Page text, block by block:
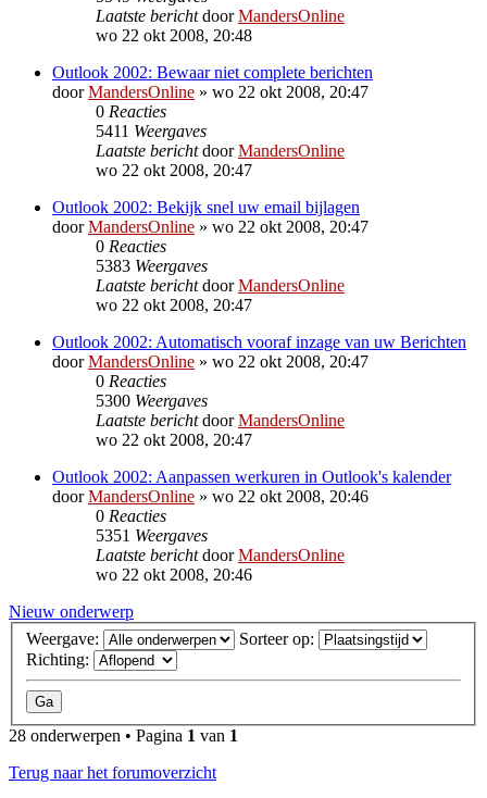
Laatste berichtdoorMandersOnline
wo 22 okt 2008, 20:48
Outlook 2002: Bewaar niet complete berichten
doorMandersOnline » wo 22 okt 2008, 20:47
0 Reacties
5411 Weergaves
Laatste berichtdoorMandersOnline
wo 22 okt 2008, 20:47
Outlook 2002: Bekijk snel uw email bijlagen
doorMandersOnline » wo 22 okt 2008, 20:47
0 Reacties
5383 Weergaves
Laatste berichtdoorMandersOnline
wo 22 okt 2008, 20:47
Outlook 2002: Automatisch vooraf inzage van uw Berichten
doorMandersOnline » wo 22 okt 2008, 20:47
0 Reacties
5300 Weergaves
Laatste berichtdoorMandersOnline
wo 22 okt 2008, 20:47
Outlook 2002: Aanpassen werkuren in Outlook's kalender
doorMandersOnline » wo 22 okt 2008, 20:46
0 Reacties
5351 Weergaves
Laatste berichtdoorMandersOnline
wo 22 okt 2008, 20:46
Nieuw onderwerp
Weergave:
Sorteer op:
Richting:
28 onderwerpen • Pagina 1 van 1
Terug naar het forumoverzicht